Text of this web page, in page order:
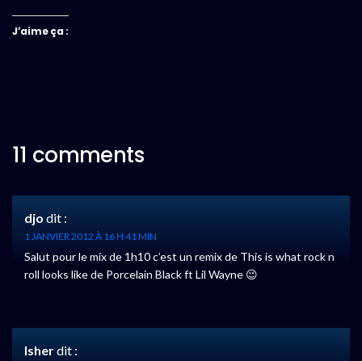
J’aime ça :
11 comments
djo dit :
1 JANVIER 2012 À 16 H 41 MIN
Salut pour le mix de 1h10 c’est un remix de This is what rock n
roll looks like de Porcelain Black ft Lil Wayne 😉
Isherdit :